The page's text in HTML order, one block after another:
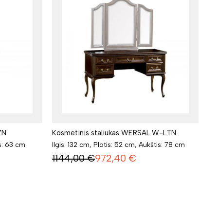
63 cm
Kosmetinis staliukas WERSAL W-LTN
Ilgis: 132 cm, Plotis: 52 cm, Aukštis: 78 cm
1144,00 €972,40 €